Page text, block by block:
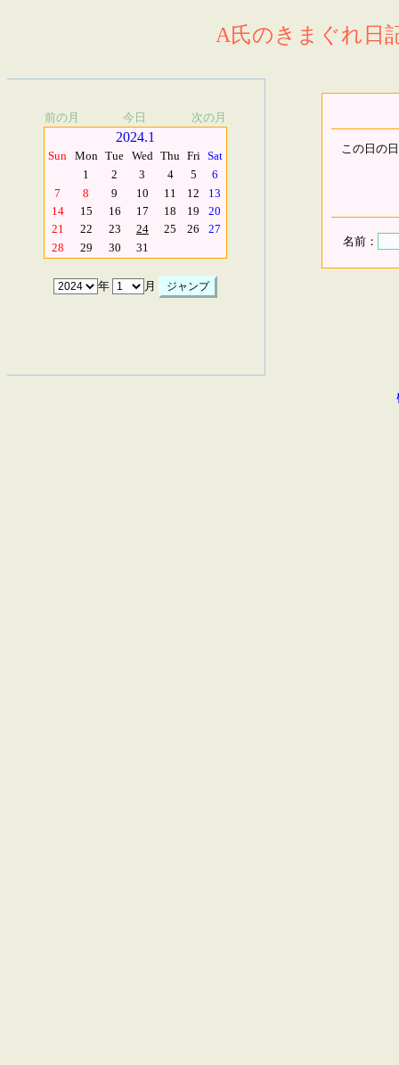
A氏のきまぐれ日
前の月 今日 次の月
2024.1
Sun Mon Tue Wed Thu Fri Sat
1
2 3 4 5
6
7
8 9 10 11 12
13
14
15 16 17 18 19
20
21
22 23 24 25 26
27
28
29 30 31
年 月
この日の
名前：